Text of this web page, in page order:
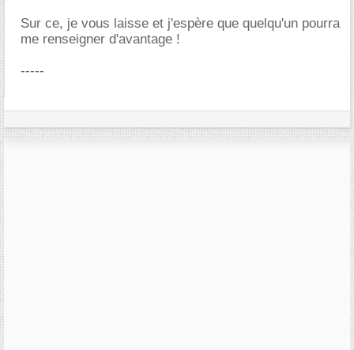
Sur ce, je vous laisse et j'espère que quelqu'un pourra
me renseigner d'avantage !
-----